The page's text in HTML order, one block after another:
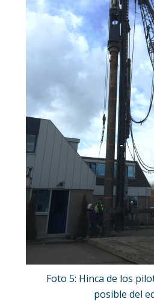
Foto 5: Hinca de los
posible del